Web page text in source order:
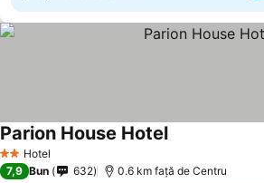
2 SteleHotel
Parion House HotelVedeți prețurile
7,9 Bun 632 0.6 km faţă de Centru